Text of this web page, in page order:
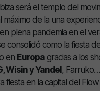
será el templo del
máximo de la una
plena pandemia en el
consolidó como la fiesta
en Europa gracias a los
Wisin y Yandel,
fiesta en la capital del